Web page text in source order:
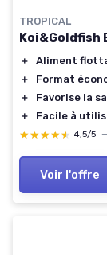
TROPICAL
Koi&Goldfish
＋ Aliment
＋
Format
＋
Favorise la
＋
Facile à
★★★★★
★★★★★ 4,5/5 —
Voir l'offre